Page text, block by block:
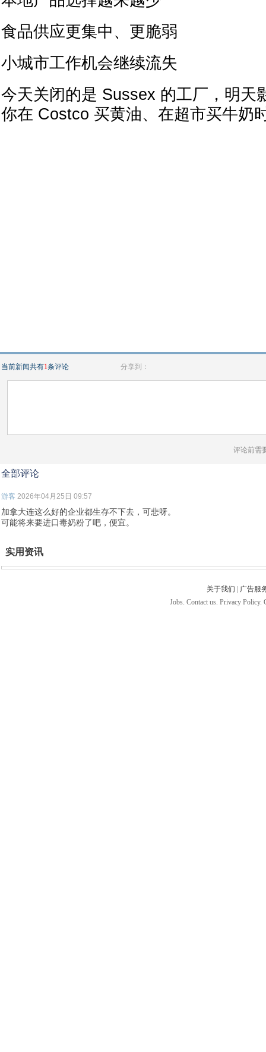
食品供应更集中、更脆弱
小城市工作机会继续流失
今天关闭的是 Sussex 的工厂，明天
你在 Costco 买黄油、在超市买牛奶
当前新闻共有1条评论 分享到：
评论前需
全部评论
游客 2026年04月25日 09:57
加拿大连这么好的企业都生存不下去，可悲呀。
可能将来要进口毒奶粉了吧，便宜。
实用资讯
关于我们
广告服
Jobs. Contact us. Privacy